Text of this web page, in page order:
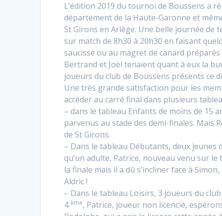
L’édition 2019 du tournoi de Boussens a
département de la Haute-Garonne et
St Girons en Ariège. Une belle journée de
sur match de 8h30 à 20h30 en faisant
saucisse ou au magret de canard
Bertrand et Joël tenaient quant à eux la
joueurs du club de Boussens présents ce
Une très grande satisfaction pour les
accéder au carré final dans plusieurs
– dans le tableau Enfants de moins de 15
parvenus au stade des demi-finales. Mais
de St Girons.
– Dans le tableau Débutants, deux
qu’un adulte, Patrice, nouveau venu sur
la finale mais il a dû s’incliner face à
Aldric !
– Dans le tableau Loisirs, 3 joueurs du
4 ème, Patrice, joueur non licencié,